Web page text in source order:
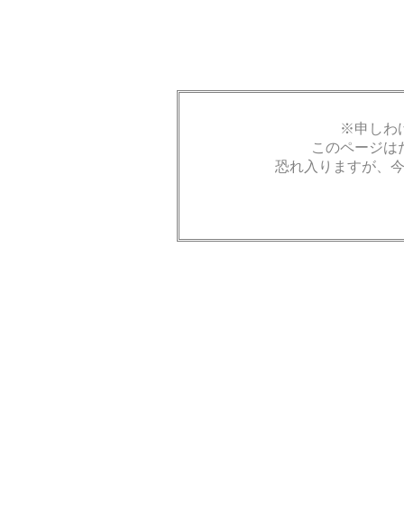
※申しわ
このページは
恐れ入りますが、